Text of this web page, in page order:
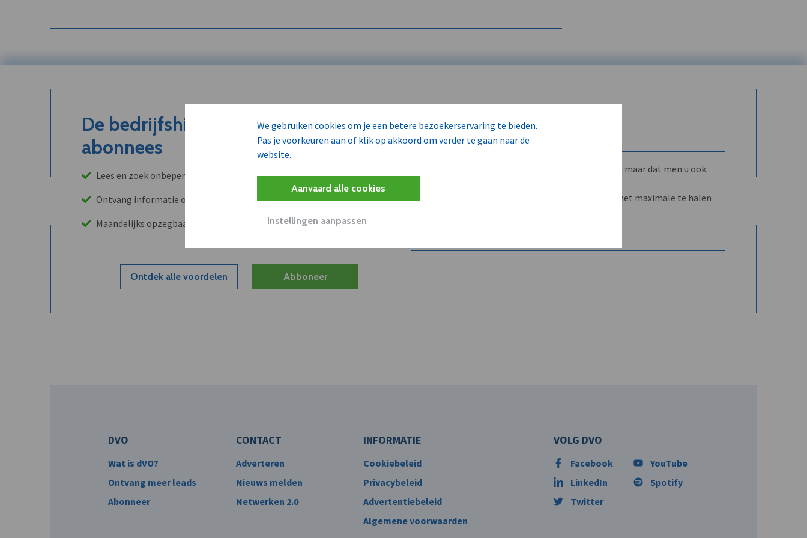
We gebruiken cookies om je een betere bezoekerservaring te bieden.
Pas je voorkeuren aan of klik op akkoord om verder te gaan naar de
website.
Aanvaard alle cookies
Instellingen aanpassen
De bedrijfshistoriek is enkel voor
abonnees
Lees en zoek onbeperkt in onze archieven
Ontvang informatie over leads, klanten, concurrenten en/of partners
Maandelijks opzegbaar
Ontdek alle voordelen Abboneer
Wilt u niet enkel de dVO community leren kennen maar dat men u ook
Word dVO Member voor €72/mnd en dVO helpt u het maximale te halen
DVO
Wat is dVO?
Ontvang meer leads
Abonneer
CONTACT
Adverteren
Nieuws melden
Netwerken 2.0
INFORMATIE
Cookiebeleid
Privacybeleid
Advertentiebeleid
Algemene voorwaarden
VOLG DVO
Facebook
LinkedIn
Twitter
YouTube
Spotify